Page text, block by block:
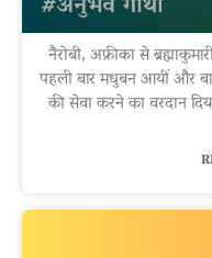
नैरोबी, अफ्रीका से
पहली बार मधुबन आयीं और
की सेवा करने का वरदान